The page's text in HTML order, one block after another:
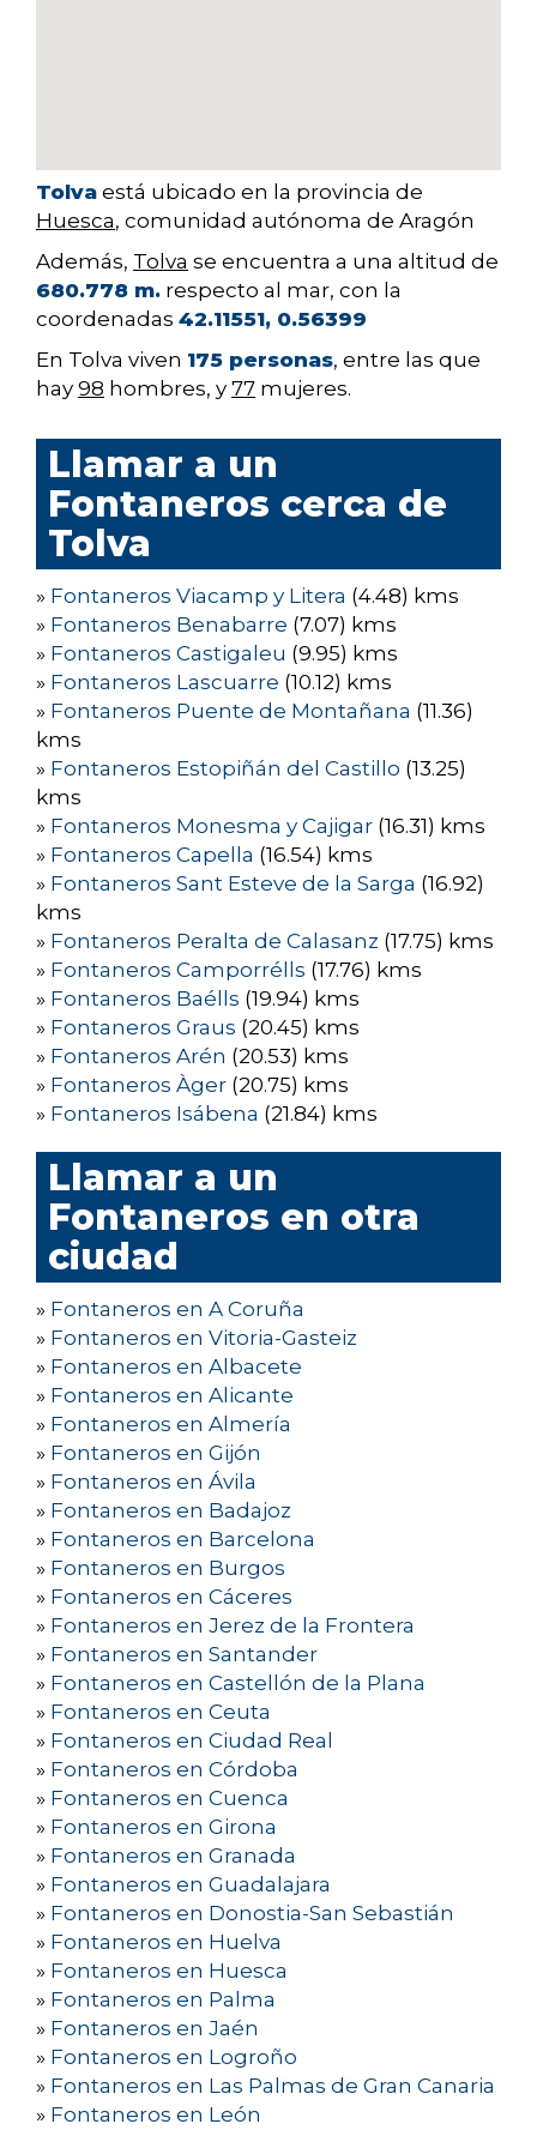
Tolva está ubicado en la provincia de
Huesca, comunidad autónoma de Aragón
Además, Tolva se encuentra a una altitud de
680.778 m. respecto al mar, con la
coordenadas 42.11551, 0.56399
En Tolva viven 175 personas, entre las que
hay 98 hombres, y 77 mujeres.
Llamar a un
Fontaneros cerca de
Tolva
» Fontaneros Viacamp y Litera (4.48) kms
» Fontaneros Benabarre (7.07) kms
» Fontaneros Castigaleu (9.95) kms
» Fontaneros Lascuarre (10.12) kms
» Fontaneros Puente de Montañana (11.36)
kms
» Fontaneros Estopiñán del Castillo (13.25)
kms
» Fontaneros Monesma y Cajigar (16.31) kms
» Fontaneros Capella (16.54) kms
» Fontaneros Sant Esteve de la Sarga (16.92)
kms
» Fontaneros Peralta de Calasanz (17.75) kms
» Fontaneros Camporrélls (17.76) kms
» Fontaneros Baélls (19.94) kms
» Fontaneros Graus (20.45) kms
» Fontaneros Arén (20.53) kms
» Fontaneros Àger (20.75) kms
» Fontaneros Isábena (21.84) kms
Llamar a un
Fontaneros en otra
ciudad
» Fontaneros en A Coruña
» Fontaneros en Vitoria-Gasteiz
» Fontaneros en Albacete
» Fontaneros en Alicante
» Fontaneros en Almería
» Fontaneros en Gijón
» Fontaneros en Ávila
» Fontaneros en Badajoz
» Fontaneros en Barcelona
» Fontaneros en Burgos
» Fontaneros en Cáceres
» Fontaneros en Jerez de la Frontera
» Fontaneros en Santander
» Fontaneros en Castellón de la Plana
» Fontaneros en Ceuta
» Fontaneros en Ciudad Real
» Fontaneros en Córdoba
» Fontaneros en Cuenca
» Fontaneros en Girona
» Fontaneros en Granada
» Fontaneros en Guadalajara
» Fontaneros en Donostia-San Sebastián
» Fontaneros en Huelva
» Fontaneros en Huesca
» Fontaneros en Palma
» Fontaneros en Jaén
» Fontaneros en Logroño
» Fontaneros en Las Palmas de Gran Canaria
» Fontaneros en León